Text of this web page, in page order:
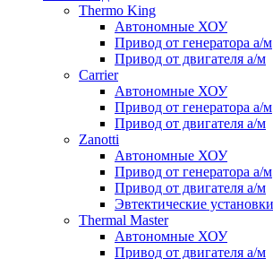
Thermo King
Автономные ХОУ
Привод от генератора а/м
Привод от двигателя а/м
Carrier
Автономные ХОУ
Привод от генератора а/м
Привод от двигателя а/м
Zanotti
Автономные ХОУ
Привод от генератора а/м
Привод от двигателя а/м
Эвтектические установки
Thermal Master
Автономные ХОУ
Привод от двигателя а/м